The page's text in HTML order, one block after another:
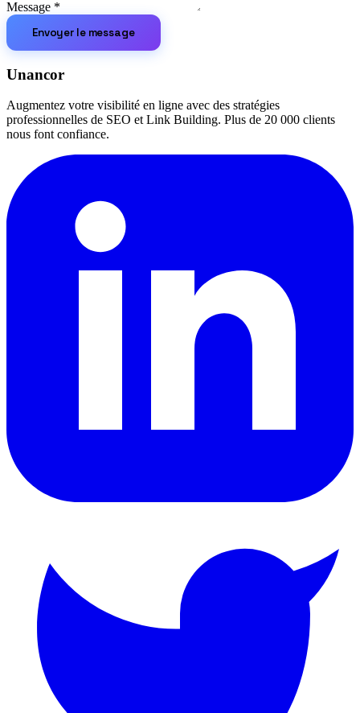
Message *
Envoyer le message
Unancor
Augmentez votre visibilité en ligne avec des stratégies
professionnelles de SEO et Link Building. Plus de 20 000 clients
nous font confiance.